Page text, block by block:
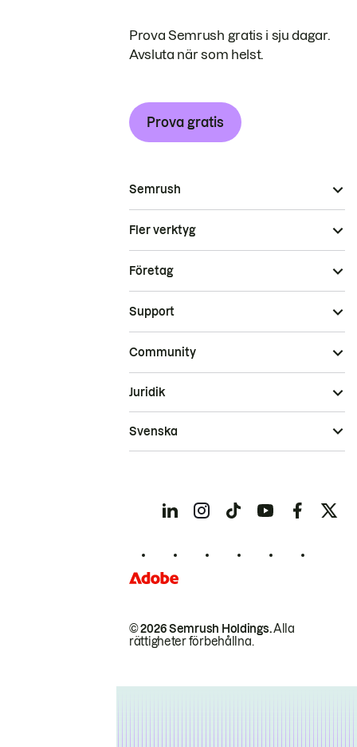
Prova Semrush gratis i sju dagar.
Avsluta när som helst.
Prova gratis
Semrush
Fler verktyg
Företag
Support
Community
© 2026 Semrush Holdings.Alla
rättigheter förbehållna.
Juridik
Svenska